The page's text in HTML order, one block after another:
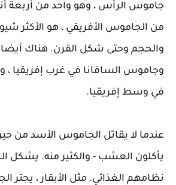
جاموس الرأس ، وهو واحد من أربعة
من الجاموس الأفريقي ، هو الأكثر
والحجم وحتى شكل القرن. هناك
وجاموس السافانا في غرب إفريقيا ،
في وسط إفريقيا.
عندما لا يقاتل الجاموس الأسد من
يأكلون العشب - والكثير منه. يشكل
نظامهم الغذائي. مثل الأبقار ، يجتر